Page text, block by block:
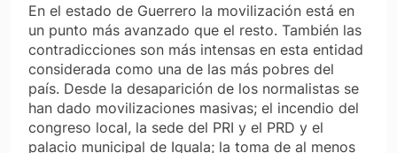
En el estado de Guerrero la movilización está en
un punto más avanzado que el resto. También las
contradicciones son más intensas en esta entidad
considerada como una de las más pobres del
país. Desde la desaparición de los normalistas se
han dado movilizaciones masivas; el incendio del
congreso local, la sede del PRI y el PRD y el
palacio municipal de Iguala; la toma de al menos